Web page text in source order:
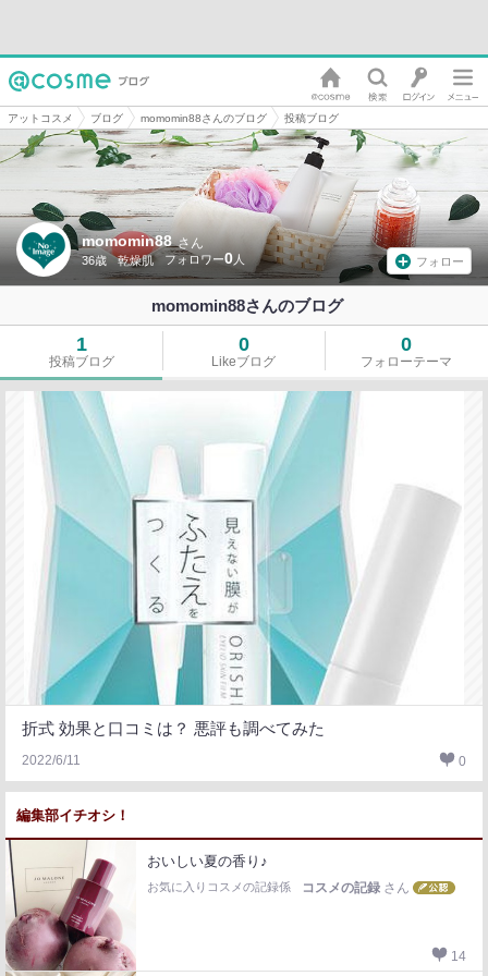
アットコスメ ブログ momomin88さんのブログ 投稿ブログ
momomin88 さん
36歳 乾燥肌 0 フォロー
momomin88さんのブログ
1
投稿ブログ
0
Likeブログ
0
フォローテーマ
折式 効果と口コミは？ 悪評も調べてみた
2022/6/11 0
編集部イチオシ！
おいしい夏の香り♪
お気に入りコスメの記録係 コスメの記録 さん
14